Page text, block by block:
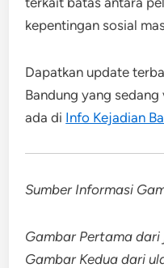
kepentingan sosial
Dapatkan update
Bandung yang
ada di Info Kejadian
Sumber Informasi
Gambar Pertama
Gambar Kedua dari